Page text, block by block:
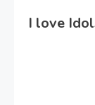
I love